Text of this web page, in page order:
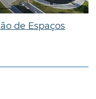
de Espaços